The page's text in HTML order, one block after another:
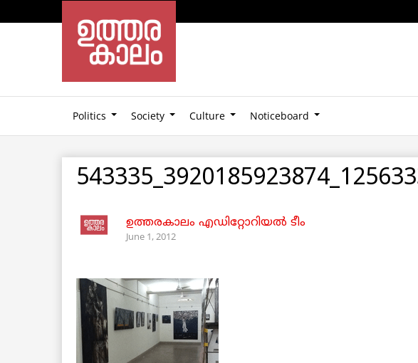
Politics Society Culture Noticeboard
ഉത്തരകാലം എഡിറ്റോറിയല്‍ ടീം
June 1, 2012